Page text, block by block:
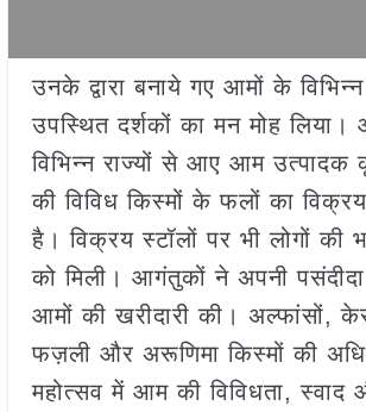
उनके द्वारा बनाये गए आमों के
उपस्थित दर्शकों का मन मोह
विभिन्न राज्यों से आए आम उत्पादक
की विविध किस्मों के फलों का
है। विक्रय स्टॉलों पर भी लोगों की
को मिली। आगंतुकों ने अपनी
आमों की खरीदारी की। अल्फांसों,
फज़ली और अरूणिमा किस्मों की
महोत्सव में आम की विविधता, स्वाद